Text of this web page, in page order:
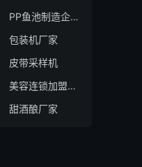
PP鱼池制造企业
包装机厂家
皮带采样机
美容连锁加盟机构
甜酒酿厂家